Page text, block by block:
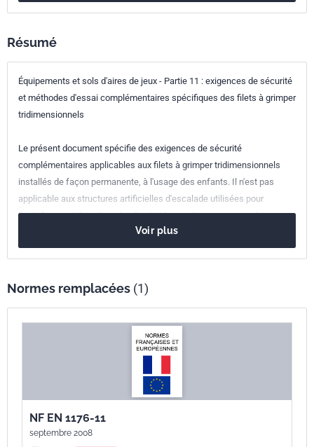
Codes ICS
Indice de
Numéro de tirage 1
Parenté
Résumé
Équipements et sols d'aires de jeux - Partie 11 : exigences de sécurité
et méthodes d'essai complémentaires spécifiques des filets à grimper
tridimensionnels
Le présent document spécifie des exigences de sécurité
complémentaires applicables aux filets à grimper tridimensionnels
installés de façon permanente, à l'usage des enfants. Il n'est pas
applicable aux structures artificielles d'escalade utilisées pour
l'entraînement dans le cadre d'activités sportives, par exemple
Voir plus
Normes remplacées (1)
NF EN 1176-11
septembre 2008